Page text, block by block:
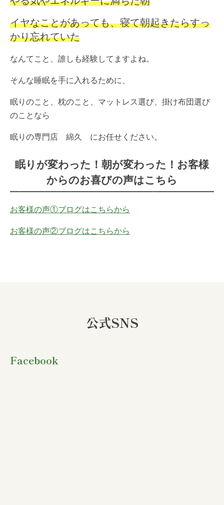
イヤなことがあっても、寝て朝起きたらすっ
かり忘れていた
なんてこと、誰しも経験してますよね。
そんな睡眠を手に入れるために、
眠りのこと、枕のこと、マットレス選び、掛け布団選び
のことなら
眠りの専門店 綿久 にお任せください。
眠りが変わった！朝が変わった！お客様
からのお喜びの声はこちら
お客様の声①ブログはこちらから
お客様の声②ブログはこちらから
公式SNS
Facebook